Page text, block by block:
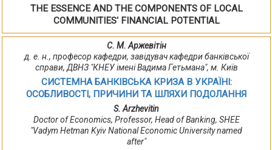
THE ESSENCE AND THE COMPONENTS OF LOCAL
COMMUNITIES' FINANCIAL POTENTIAL
С. М. Аржевітін
д. е. н., професор кафедри, завідувач кафедри банківської
справи, ДВНЗ "КНЕУ імені Вадима Гетьмана", м. Київ
СИСТЕМНА БАНКІВСЬКА КРИЗА В УКРАЇНІ:
ОСОБЛИВОСТІ, ПРИЧИНИ ТА ШЛЯХИ ПОДОЛАННЯ
S. Arzhevitin
Doctor of Economics, Professor, Head of Banking, SHEE
"Vadym Hetman Kyiv National Economic University named
after"